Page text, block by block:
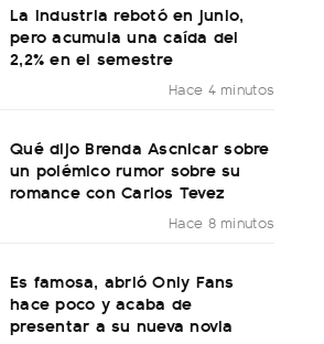
La industria rebotó en junio,
pero acumula una caída del
2,2% en el semestre
Hace 4 minutos
Qué dijo Brenda Ascnicar sobre
un polémico rumor sobre su
romance con Carlos Tevez
Hace 8 minutos
Es famosa, abrió Only Fans
hace poco y acaba de
presentar a su nueva novia